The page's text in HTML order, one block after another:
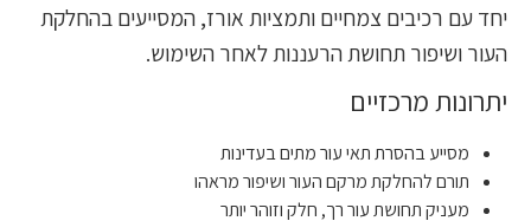
יחד עם רכיבים צמחיים ותמציות אורז, המסייעים בהחלקת
העור ושיפור תחושת הרעננות לאחר השימוש.
יתרונות מרכזיים
מסייע בהסרת תאי עור מתים בעדינות
תורם להחלקת מרקם העור ושיפור מראהו
מעניק תחושת עור רך, חלק וזוהר יותר